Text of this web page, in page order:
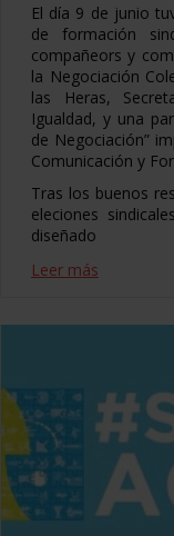
El día 9 de junio
de formación
compañeors y
la Negociación
las Heras,
Igualdad, y una
de Negociación”
Comunicación y
Tras los buenos
eleciones
diseñado
Leer más